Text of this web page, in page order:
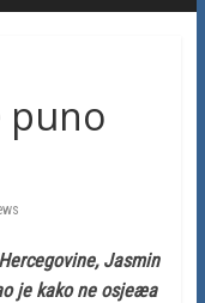
puno
Jasmin
je kako ne osjeæa